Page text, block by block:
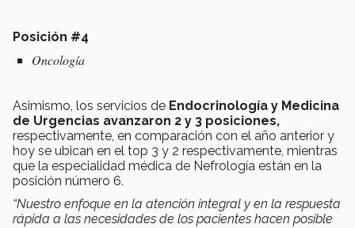
Posición #4
Oncología
Asimismo, los servicios de Endocrinología y Medicina
de Urgencias avanzaron 2 y 3 posiciones,
respectivamente, en comparación con el año anterior y
hoy se ubican en el top 3 y 2 respectivamente, mientras
que la especialidad médica de Nefrología están en la
posición número 6.
“Nuestro enfoque en la atención integral y en la respuesta
rápida a las necesidades de los pacientes hacen posible